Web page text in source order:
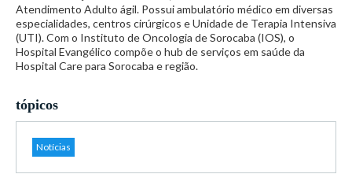
Atendimento Adulto ágil. Possui ambulatório médico em diversas
especialidades, centros cirúrgicos e Unidade de Terapia Intensiva
(UTI). Com o Instituto de Oncologia de Sorocaba (IOS), o
Hospital Evangélico compõe o hub de serviços em saúde da
Hospital Care para Sorocaba e região.
tópicos
Notícias